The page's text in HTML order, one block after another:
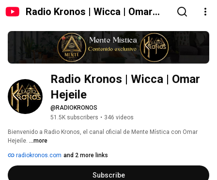
Radio Kronos | Wicca | Omar
Radio Kronos | Wicca | Omar
Hejeile
@RADIOKRONOS
51.5K subscribers • 346 videos
Bienvenido a Radio Kronos, el canal oficial de Mente Mística con Omar
Hejeile. ...more
radiokronos.com and 2 more links
Subscribe